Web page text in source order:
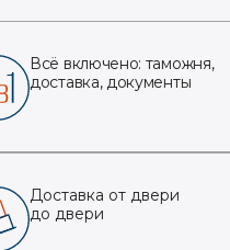
Всё включено: таможня,
доставка, документы
Доставка от двери
до двери